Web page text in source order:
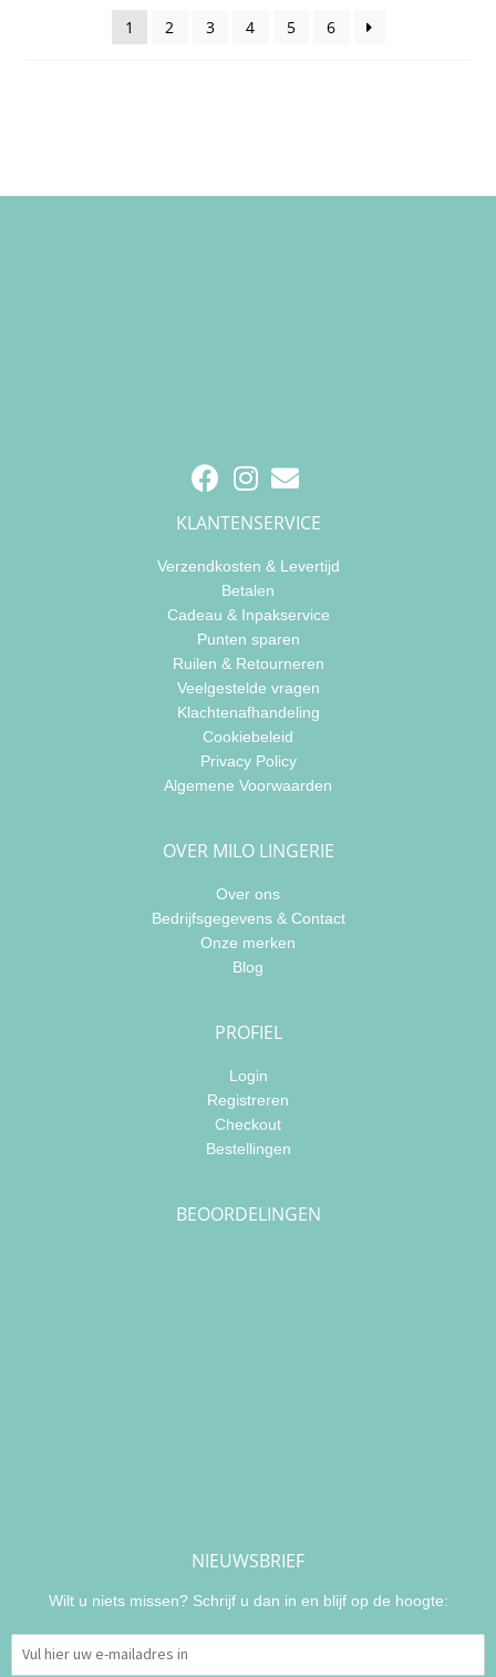
1 2 3 4 5 6
KLANTENSERVICE
Verzendkosten & Levertijd
Betalen
Cadeau & Inpakservice
Punten sparen
Ruilen & Retourneren
Veelgestelde vragen
Klachtenafhandeling
Cookiebeleid
Privacy Policy
Algemene Voorwaarden
OVER MILO LINGERIE
Over ons
Bedrijfsgegevens & Contact
Onze merken
Blog
PROFIEL
Login
Registreren
Checkout
Bestellingen
BEOORDELINGEN
NIEUWSBRIEF
Wilt u niets missen? Schrijf u dan in en blijf op de hoogte: